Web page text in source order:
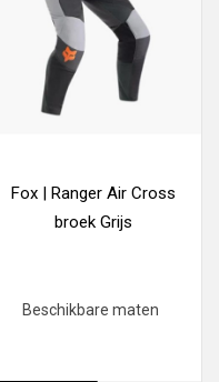
Fox | Ranger Air Cross
broek Grijs
Beschikbare maten